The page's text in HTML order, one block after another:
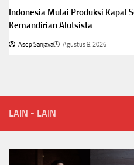
Indonesia Mulai Produksi Kapal
Kemandirian Alutsista
Asep Sanjaya Agustus 8, 2026
LAIN - LAIN